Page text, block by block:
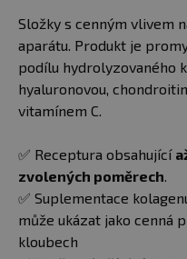
Složky s cenným vlivem
aparátu. Produkt je
podílu hydrolyzovaného
hyaluronovou,
vitamínem C.
✅ Receptura obsahující
zvolených poměrech.
✅ Suplementace
může ukázat jako cenná
kloubech